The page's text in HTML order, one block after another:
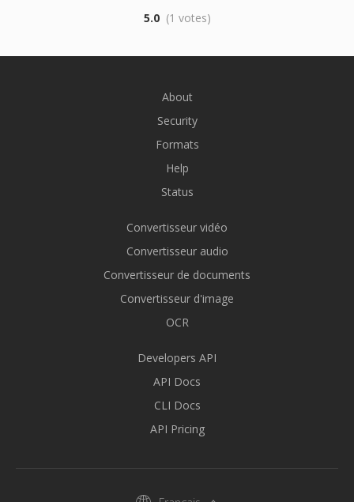
5.0 (1 votes)
About
Security
Formats
Help
Status
Convertisseur vidéo
Convertisseur audio
Convertisseur de documents
Convertisseur d'image
OCR
Developers API
API Docs
CLI Docs
API Pricing